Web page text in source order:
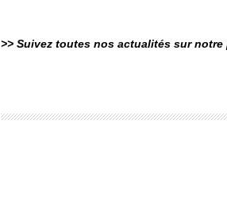
>> Suivez toutes nos actualités sur notre